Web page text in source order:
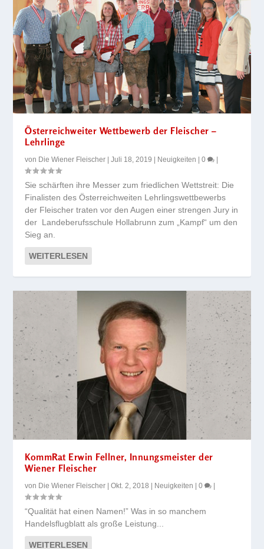
Österreichweiter Wettbewerb der Fleischer –
Lehrlinge
von Die Wiener Fleischer |Juli 18, 2019 | Neuigkeiten |0 |
Sie schärften ihre Messer zum friedlichen Wettstreit: Die
Finalisten des Österreichweiten Lehrlingswettbewerbs
der Fleischer traten vor den Augen einer strengen Jury in
der Landeberufsschule Hollabrunn zum „Kampf“ um den
Sieg an.
WEITERLESEN
KommRat Erwin Fellner, Innungsmeister der
Wiener Fleischer
von Die Wiener Fleischer |Okt. 2, 2018 | Neuigkeiten |0 |
“Qualität hat einen Namen!” Was in so manchem
Handelsflugblatt als große Leistung...
WEITERLESEN